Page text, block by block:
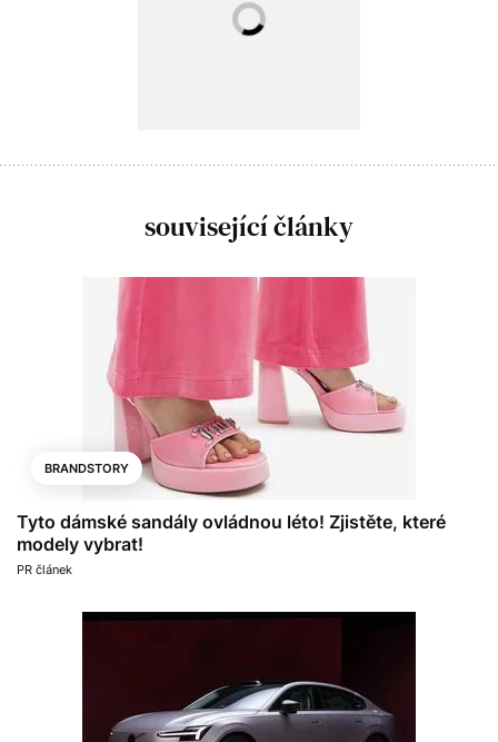
související články
BRANDSTORY
Tyto dámské sandály ovládnou léto! Zjistěte, které
modely vybrat!
PR článek